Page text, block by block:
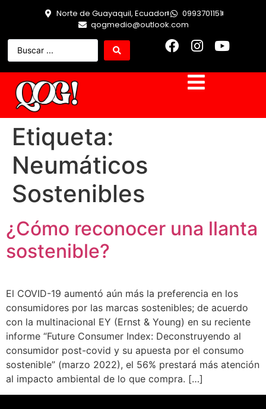
Norte de Guayaquil, Ecuador
0993701151
qogmedio@outlook.com
Etiqueta:
Neumáticos
Sostenibles
¿Cómo reconocer una llanta
sostenible?
El COVID-19 aumentó aún más la preferencia en los
consumidores por las marcas sostenibles; de acuerdo
con la multinacional EY (Ernst & Young) en su reciente
informe “Future Consumer Index: Deconstruyendo al
consumidor post-covid y su apuesta por el consumo
sostenible” (marzo 2022), el 56% prestará más atención
al impacto ambiental de lo que compra. […]